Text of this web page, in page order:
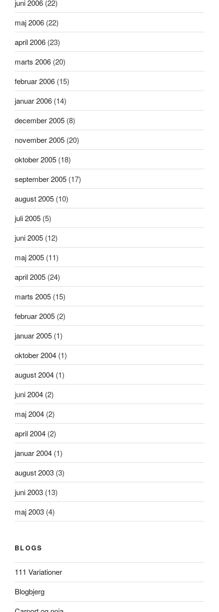
juni 2006 (22)
maj 2006 (22)
april 2006 (23)
marts 2006 (20)
februar 2006 (15)
januar 2006 (14)
december 2005 (8)
november 2005 (20)
oktober 2005 (18)
september 2005 (17)
august 2005 (10)
juli 2005 (5)
juni 2005 (12)
maj 2005 (11)
april 2005 (24)
marts 2005 (15)
februar 2005 (2)
januar 2005 (1)
oktober 2004 (1)
august 2004 (1)
juni 2004 (2)
maj 2004 (2)
april 2004 (2)
januar 2004 (1)
august 2003 (3)
juni 2003 (13)
maj 2003 (4)
BLOGS
111 Variationer
Blogbjerg